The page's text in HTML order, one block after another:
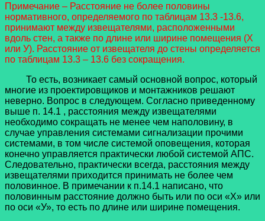
Примечание – Расстояние не более половины
нормативного, определяемого по таблицам 13.3 -13.6,
принимают между извещателями, расположенными
вдоль стен, а также по длине или ширине помещения (Х
или У). Расстояние от извещателя до стены определяется
по таблицам 13.3 – 13.6 без сокращения.
То есть, возникает самый основной вопрос, который
многие из проектировщиков и монтажников решают
неверно. Вопрос в следующем. Согласно приведенному
выше п. 14.1 , расстояния между извещателями
необходимо сокращать не менее чем наполовину, в
случае управления системами сигнализации прочими
системами, в том числе системой оповещения, которая
конечно управляется практически любой системой АПС.
Следовательно, практически всегда, расстояния между
извещателями приходится принимать не более чем
половинное. В примечании к п.14.1 написано, что
половинным расстояние должно быть или по оси «Х» или
по оси «У», то есть по длине или ширине помещения.